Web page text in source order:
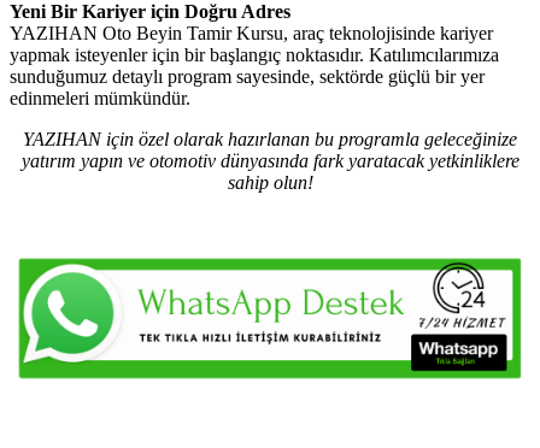
Yeni Bir Kariyer için Doğru Adres
YAZIHAN Oto Beyin Tamir Kursu, araç teknolojisinde kariyer
yapmak isteyenler için bir başlangıç noktasıdır. Katılımcılarımıza
sunduğumuz detaylı program sayesinde, sektörde güçlü bir yer
edinmeleri mümkündür.
YAZIHAN için özel olarak hazırlanan bu programla geleceğinize
yatırım yapın ve otomotiv dünyasında fark yaratacak yetkinliklere
sahip olun!